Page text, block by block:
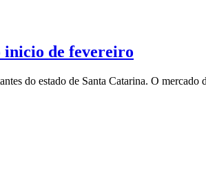
inicio de fevereiro
do estado de Santa Catarina. O